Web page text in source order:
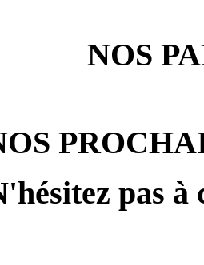
NOS
pas à